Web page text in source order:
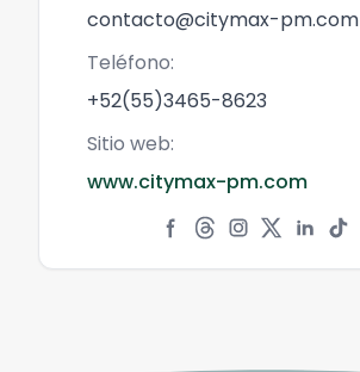
contacto@citymax-pm.com
Teléfono:
+52(55)3465-8623
Sitio web:
www.citymax-pm.com